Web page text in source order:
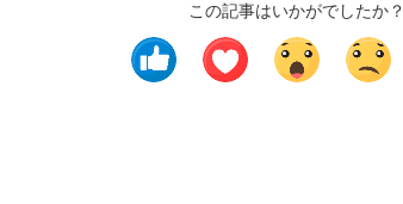
この記事はいかがでしたか？